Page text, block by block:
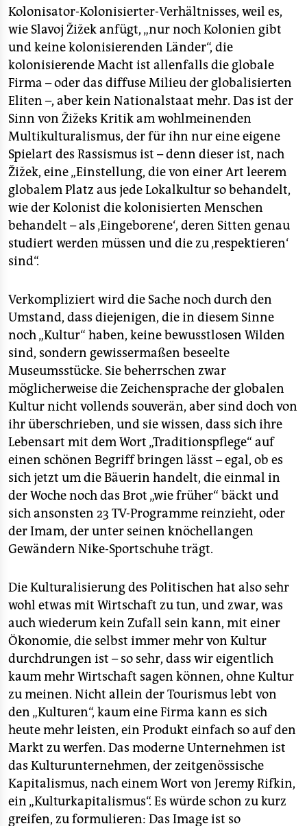
Kolonisator-Kolonisierter-Verhältnisses, weil es,
wie Slavoj Žižek anfügt, „nur noch Kolonien gibt
und keine kolonisierenden Länder“, die
kolonisierende Macht ist allenfalls die globale
Firma – oder das diffuse Milieu der globalisierten
Eliten –, aber kein Nationalstaat mehr. Das ist der
Sinn von Žižeks Kritik am wohlmeinenden
Multikulturalismus, der für ihn nur eine eigene
Spielart des Rassismus ist – denn dieser ist, nach
Žižek, eine „Einstellung, die von einer Art leerem
globalem Platz aus jede Lokalkultur so behandelt,
wie der Kolonist die kolonisierten Menschen
behandelt – als ‚Eingeborene‘, deren Sitten genau
studiert werden müssen und die zu ‚respektieren‘
sind“.
Verkompliziert wird die Sache noch durch den
Umstand, dass diejenigen, die in diesem Sinne
noch „Kultur“ haben, keine bewusstlosen Wilden
sind, sondern gewissermaßen beseelte
Museumsstücke. Sie beherrschen zwar
möglicherweise die Zeichensprache der globalen
Kultur nicht vollends souverän, aber sind doch von
ihr überschrieben, und sie wissen, dass sich ihre
Lebensart mit dem Wort „Traditionspflege“ auf
einen schönen Begriff bringen lässt – egal, ob es
sich jetzt um die Bäuerin handelt, die einmal in
der Woche noch das Brot „wie früher“ bäckt und
sich ansonsten 23 TV-Programme reinzieht, oder
der Imam, der unter seinen knöchellangen
Gewändern Nike-Sportschuhe trägt.
Die Kulturalisierung des Politischen hat also sehr
wohl etwas mit Wirtschaft zu tun, und zwar, was
auch wiederum kein Zufall sein kann, mit einer
Ökonomie, die selbst immer mehr von Kultur
durchdrungen ist – so sehr, dass wir eigentlich
kaum mehr Wirtschaft sagen können, ohne Kultur
zu meinen. Nicht allein der Tourismus lebt von
den „Kulturen“, kaum eine Firma kann es sich
heute mehr leisten, ein Produkt einfach so auf den
Markt zu werfen. Das moderne Unternehmen ist
das Kulturunternehmen, der zeitgenössische
Kapitalismus, nach einem Wort von Jeremy Rifkin,
ein „Kulturkapitalismus“. Es würde schon zu kurz
greifen, zu formulieren: Das Image ist so